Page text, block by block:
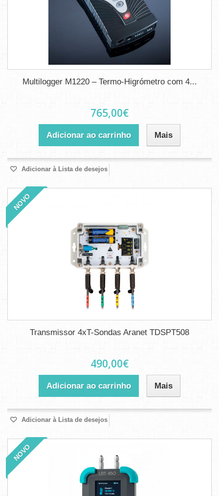
Multilogger M1220 – Termo-Higrómetro com 4...
765,00€
Adicionar ao carrinho Mais
Adicionar à Lista de desejos
NOVO
Transmissor 4xT-Sondas Aranet TDSPT508
490,00€
Adicionar ao carrinho Mais
Adicionar à Lista de desejos
NOVO